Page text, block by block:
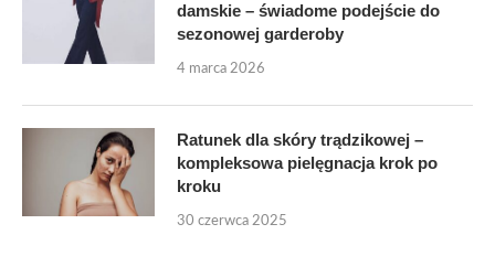
damskie – świadome podejście do
sezonowej garderoby
4 marca 2026
Ratunek dla skóry trądzikowej –
kompleksowa pielęgnacja krok po
kroku
30 czerwca 2025